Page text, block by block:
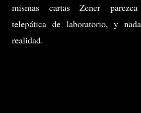
mismas cartas Zener
telepática de laboratorio, y
realidad.